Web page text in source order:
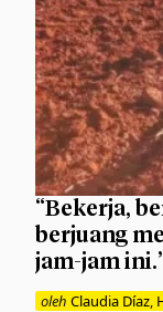
“Bekerja,
berjuang
jam-jam
oleh Claudia Díaz,